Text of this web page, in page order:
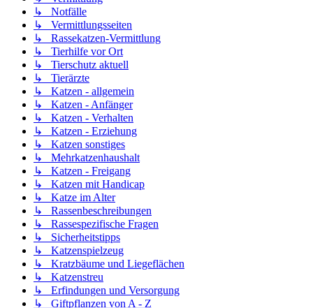
↳ Notfälle
↳ Vermittlungsseiten
↳ Rassekatzen-Vermittlung
↳ Tierhilfe vor Ort
↳ Tierschutz aktuell
↳ Tierärzte
↳ Katzen - allgemein
↳ Katzen - Anfänger
↳ Katzen - Verhalten
↳ Katzen - Erziehung
↳ Katzen sonstiges
↳ Mehrkatzenhaushalt
↳ Katzen - Freigang
↳ Katzen mit Handicap
↳ Katze im Alter
↳ Rassenbeschreibungen
↳ Rassespezifische Fragen
↳ Sicherheitstipps
↳ Katzenspielzeug
↳ Kratzbäume und Liegeflächen
↳ Katzenstreu
↳ Erfindungen und Versorgung
↳ Giftpflanzen von A - Z